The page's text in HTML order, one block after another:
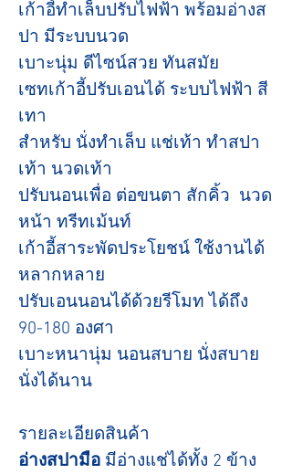
เก้าอี้ทำเล็บปรับไฟฟ้า พร้อมอ่างส
ปา มีระบบนวด
เบาะนุ่ม ดีไซน์สวย ทันสมัย
เซทเก้าอี้ปรับเอนได้ ระบบไฟฟ้า สี
เทา
สำหรับ นั่งทำเล็บ แช่เท้า ทำสปา
เท้า นวดเท้า
ปรับนอนเพื่อ ต่อขนตา สักคิ้ว นวด
หน้า ทรีทเม้นท์
เก้าอี้สาระพัดประโยชน์ ใช้งานได้
หลากหลาย
ปรับเอนนอนได้ด้วยรีโมท ได้ถึง
90-180 องศา
เบาะหนานุ่ม นอนสบาย นั่งสบาย
นั่งได้นาน
รายละเอียดสินค้า
อ่างสปามือ มีอ่างแช่ได้ทั้ง 2 ข้าง